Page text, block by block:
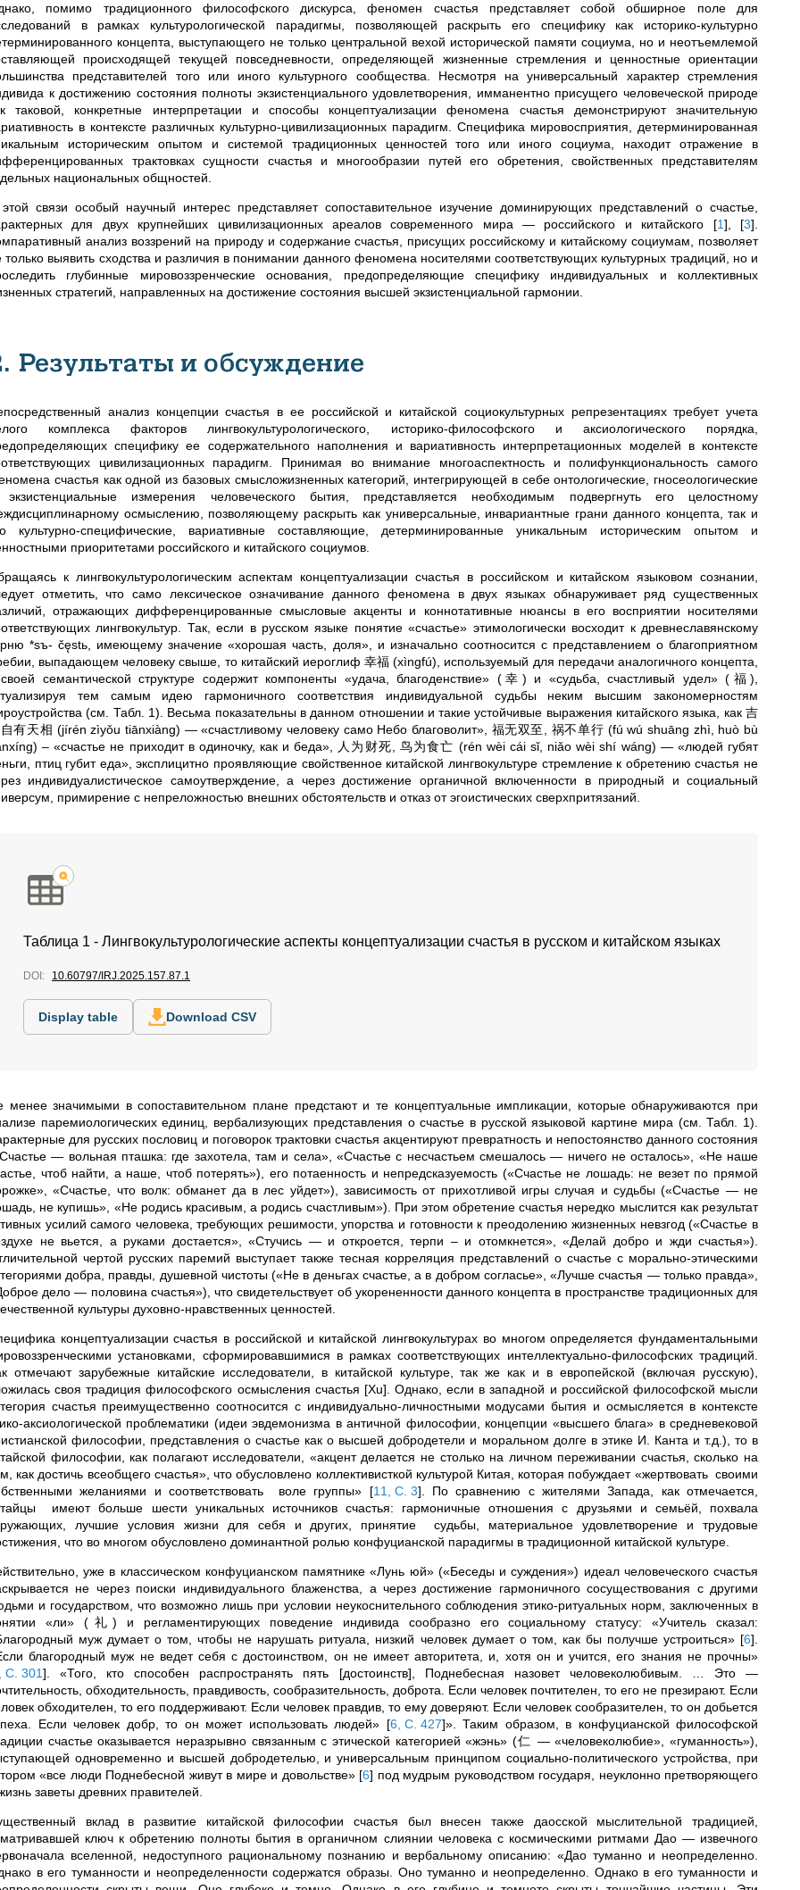
помимо традиционного философского дискурса, феномен счастья представляет собой обширное поле для
в рамках культурологической парадигмы, позволяющей раскрыть его специфику как историко-культурно
концепта, выступающего не только центральной вехой исторической памяти социума, но и неотъемлемой
происходящей текущей повседневности, определяющей жизненные стремления и ценностные ориентации
представителей того или иного культурного сообщества. Несмотря на универсальный характер стремления
к достижению состояния полноты экзистенциального удовлетворения, имманентно присущего человеческой природе
таковой, конкретные интерпретации и способы концептуализации феномена счастья демонстрируют значительную
в контексте различных культурно-цивилизационных парадигм. Специфика мировосприятия, детерминированная
историческим опытом и системой традиционных ценностей того или иного социума, находит отражение в
трактовках сущности счастья и многообразии путей его обретения, свойственных представителям
национальных общностей.
связи особый научный интерес представляет сопоставительное изучение доминирующих представлений о счастье,
для двух крупнейших цивилизационных ареалов современного мира — российского и китайского [1] [3]
анализ воззрений на природу и содержание счастья, присущих российскому и китайскому социумам, позволяет
только выявить сходства и различия в понимании данного феномена носителями соответствующих культурных традиций, но и
глубинные мировоззренческие основания, предопределяющие специфику индивидуальных и коллективных
стратегий, направленных на достижение состояния высшей экзистенциальной гармонии.
Результаты и обсуждение
анализ концепции счастья в ее российской и китайской социокультурных репрезентациях требует учета
комплекса факторов лингвокультурологического, историко-философского и аксиологического порядка,
специфику ее содержательного наполнения и вариативность интерпретационных моделей в контексте
цивилизационных парадигм. Принимая во внимание многоаспектность и полифункциональность самого
счастья как одной из базовых смысложизненных категорий, интегрирующей в себе онтологические, гносеологические
измерения человеческого бытия, представляется необходимым подвергнуть его целостному
осмыслению, позволяющему раскрыть как универсальные, инвариантные грани данного концепта, так и
культурно-специфические, вариативные составляющие, детерминированные уникальным историческим опытом и
приоритетами российского и китайского социумов.
к лингвокультурологическим аспектам концептуализации счастья в российском и китайском языковом сознании,
отметить, что само лексическое означивание данного феномена в двух языках обнаруживает ряд существенных
отражающих дифференцированные смысловые акценты и коннотативные нюансы в его восприятии носителями
лингвокультур. Так, если в русском языке понятие «счастье» этимологически восходит к древнеславянскому
*sъ- čęstь, имеющему значение «хорошая часть, доля», и изначально соотносится с представлением о благоприятном
выпадающем человеку свыше, то китайский иероглиф 幸福 (xìngfú), используемый для передачи аналогичного концепта,
семантической структуре содержит компоненты «удача, благоденствие» (幸) и «судьба, счастливый удел» (福),
тем самым идею гармоничного соответствия индивидуальной судьбы неким высшим закономерностям
(см. Табл. 1). Весьма показательны в данном отношении и такие устойчивые выражения китайского языка, как 吉
自有天相 (jírén zìyǒu tiānxiàng) — «счастливому человеку само Небо благоволит», 福无双至, 祸不单行 (fú wú shuāng zhì, huò bù
– «счастье не приходит в одиночку, как и беда», 人为财死, 鸟为食亡 (rén wèi cái sǐ, niǎo wèi shí wáng) — «людей губят
птиц губит еда», эксплицитно проявляющие свойственное китайской лингвокультуре стремление к обретению счастья не
индивидуалистическое самоутверждение, а через достижение органичной включенности в природный и социальный
примирение с непреложностью внешних обстоятельств и отказ от эгоистических сверхпритязаний.
Таблица 1 - Лингвокультурологические аспекты концептуализации счастья в русском и китайском языках
DOI: 10.60797/IRJ.2025.157.87.1
Display table Download CSV
менее значимыми в сопоставительном плане предстают и те концептуальные импликации, которые обнаруживаются при
паремиологических единиц, вербализующих представления о счастье в русской языковой картине мира (см. Табл. 1).
для русских пословиц и поговорок трактовки счастья акцентируют превратность и непостоянство данного состояния
— вольная пташка: где захотела, там и села», «Счастье с несчастьем смешалось — ничего не осталось», «Не наше
чтоб найти, а наше, чтоб потерять»), его потаенность и непредсказуемость («Счастье не лошадь: не везет по прямой
«Счастье, что волк: обманет да в лес уйдет»), зависимость от прихотливой игры случая и судьбы («Счастье — не
не купишь», «Не родись красивым, а родись счастливым»). При этом обретение счастья нередко мыслится как результат
усилий самого человека, требующих решимости, упорства и готовности к преодолению жизненных невзгод («Счастье в
не вьется, а руками достается», «Стучись — и откроется, терпи – и отомкнется», «Делай добро и жди счастья»).
чертой русских паремий выступает также тесная корреляция представлений о счастье с морально-этическими
добра, правды, душевной чистоты («Не в деньгах счастье, а в добром согласье», «Лучше счастья — только правда»,
дело — половина счастья»), что свидетельствует об укорененности данного концепта в пространстве традиционных для
культуры духовно-нравственных ценностей.
концептуализации счастья в российской и китайской лингвокультурах во многом определяется фундаментальными
установками, сформировавшимися в рамках соответствующих интеллектуально-философских традиций.
отмечают зарубежные китайские исследователи, в китайской культуре, так же как и в европейской (включая русскую),
своя традиция философского осмысления счастья [Xu]. Однако, если в западной и российской философской мысли
счастья преимущественно соотносится с индивидуально-личностными модусами бытия и осмысляется в контексте
аксиологической проблематики (идеи эвдемонизма в античной философии, концепции «высшего блага» в средневековой
философии, представления о счастье как о высшей добродетели и моральном долге в этике И. Канта и т.д.), то в
философии, как полагают исследователи, «акцент делается не столько на личном переживании счастья, сколько на
как достичь всеобщего счастья», что обусловлено коллективисткой культурой Китая, которая побуждает «жертвовать своими
желаниями и соответствовать воле группы» [11, С. 3] . По сравнению с жителями Запада, как отмечается,
имеют больше шести уникальных источников счастья: гармоничные отношения с друзьями и семьёй, похвала
лучшие условия жизни для себя и других, принятие судьбы, материальное удовлетворение и трудовые
что во многом обусловлено доминантной ролью конфуцианской парадигмы в традиционной китайской культуре.
уже в классическом конфуцианском памятнике «Лунь юй» («Беседы и суждения») идеал человеческого счастья
не через поиски индивидуального блаженства, а через достижение гармоничного сосуществования с другими
и государством, что возможно лишь при условии неукоснительного соблюдения этико-ритуальных норм, заключенных в
«ли» (礼) и регламентирующих поведение индивида сообразно его социальному статусу: «Учитель сказал:
муж думает о том, чтобы не нарушать ритуала, низкий человек думает о том, как бы получше устроиться» [6]
благородный муж не ведет себя с достоинством, он не имеет авторитета, и, хотя он и учится, его знания не прочны»
С. 301] . «Того, кто способен распространять пять [достоинств], Поднебесная назовет человеколюбивым. … Это —
обходительность, правдивость, сообразительность, доброта. Если человек почтителен, то его не презирают. Если
обходителен, то его поддерживают. Если человек правдив, то ему доверяют. Если человек сообразителен, то он добьется
Если человек добр, то он может использовать людей» [6, С. 427]». Таким образом, в конфуцианской философской
счастье оказывается неразрывно связанным с этической категорией «жэнь» (仁 — «человеколюбие», «гуманность»),
одновременно и высшей добродетелью, и универсальным принципом социально-политического устройства, при
«все люди Поднебесной живут в мире и довольстве» [6] под мудрым руководством государя, неуклонно претворяющего
заветы древних правителей.
вклад в развитие китайской философии счастья был внесен также даосской мыслительной традицией,
ключ к обретению полноты бытия в органичном слиянии человека с космическими ритмами Дао — извечного
вселенной, недоступного рациональному познанию и вербальному описанию: «Дао туманно и неопределенно.
в его туманности и неопределенности содержатся образы. Оно туманно и неопределенно. Однако в его туманности и